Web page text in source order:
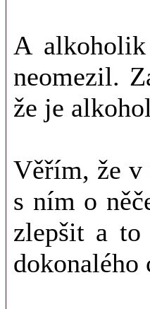
A
neomezil.
že je
Věřím, že v
s ním o
zlepšit a to
dokonalého